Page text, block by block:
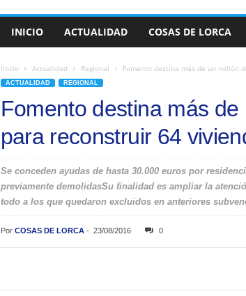
INICIO ACTUALIDAD COSAS DE LORCA
Inicio Actualidad Regional Fomento destina más de un millón
ACTUALIDAD REGIONAL
Fomento destina más
para reconstruir 64
Se conceden ayudas de hasta 30.000 euros por
previamente demolidasSu finalidad es ampliar la
todo a los que quedaron excluidos en anteriores
Por COSAS DE LORCA- 23/08/2016 0